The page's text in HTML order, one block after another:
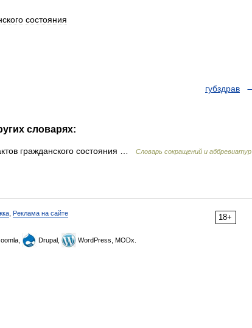
состояния
губздрав
словарях:
гражданского состояния … Словарь сокращений и аббревиатур
18+
Реклама на сайте
Drupal, WordPress, MODx.